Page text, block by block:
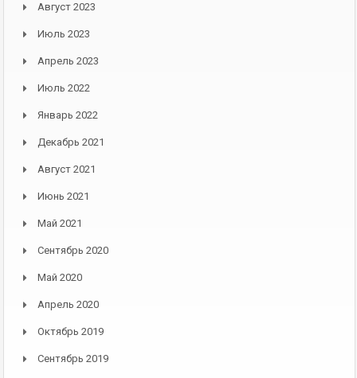
Август 2023
Июль 2023
Апрель 2023
Июль 2022
Январь 2022
Декабрь 2021
Август 2021
Июнь 2021
Май 2021
Сентябрь 2020
Май 2020
Апрель 2020
Октябрь 2019
Сентябрь 2019